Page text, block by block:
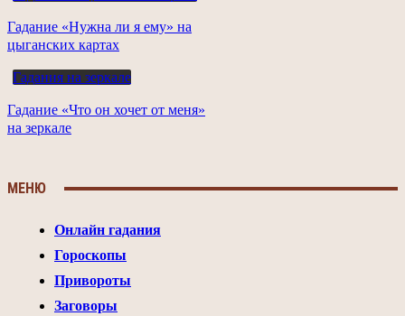
Гадание «Нужна ли я ему» на
цыганских картах
Гадания на зеркале
Гадание «Что он хочет от меня»
на зеркале
МЕНЮ
Онлайн гадания
Гороскопы
Привороты
Заговоры